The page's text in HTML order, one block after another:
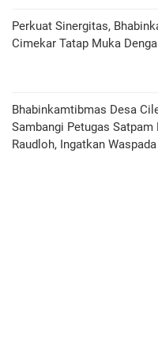
Perkuat Sinergitas,
Cimekar Tatap Muka
Bhabinkamtibmas Desa
Sambangi Petugas Satpam
Raudloh, Ingatkan